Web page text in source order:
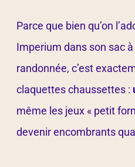
Parce que bien qu’on
Imperium dans son sac
randonnée, c’est
claquettes chaussettes :
même les jeux « petit
devenir encombrants